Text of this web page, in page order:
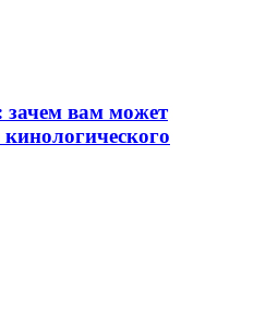
зачем вам может